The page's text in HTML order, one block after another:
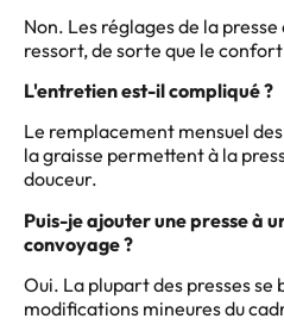
Non. Les réglages de la
ressort, de sorte que le
L'entretien est-il compliqué ?
Le remplacement mensuel
la graisse permettent à la
douceur.
Puis-je ajouter une presse à
convoyage ?
Oui. La plupart des presses se
modifications mineures du